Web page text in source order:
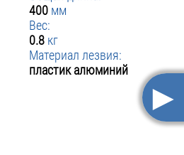
400 мм
Вес:
0.8 кг
Материал лезвия:
пластик алюминий
►